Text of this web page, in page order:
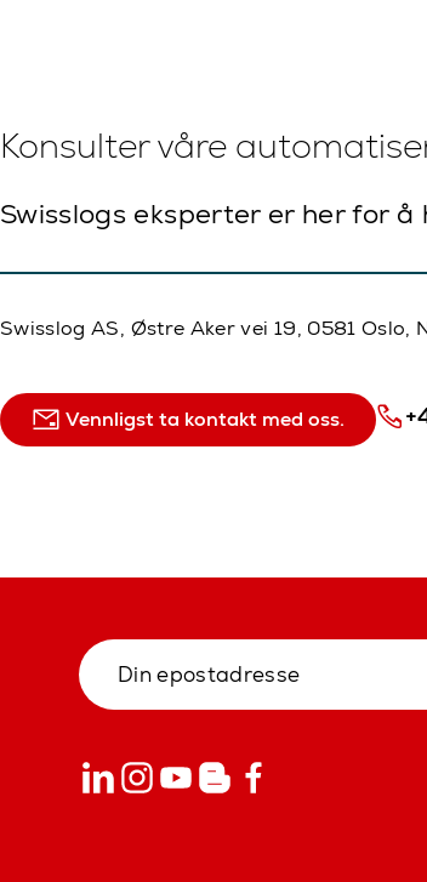
Konsulter våre
Swisslogs eksperter er her for å
Swisslog AS, Østre Aker vei 19, 0581 Oslo,
Vennligst ta kontakt med oss.